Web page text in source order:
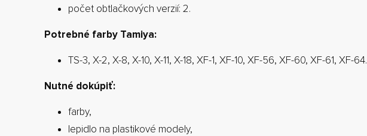
počet obtlačkových verzií: 2.
Potrebné farby Tamiya:
TS-3, X-2, X-8, X-10, X-11, X-18, XF-1, XF-10, XF-56, XF-60, XF-61, XF-64.
Nutné dokúpiť:
farby,
lepidlo na plastikové modely,